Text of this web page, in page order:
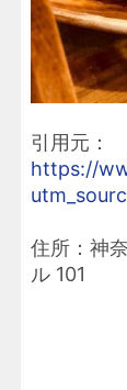
引用元：
https://
住所：神
ル 101